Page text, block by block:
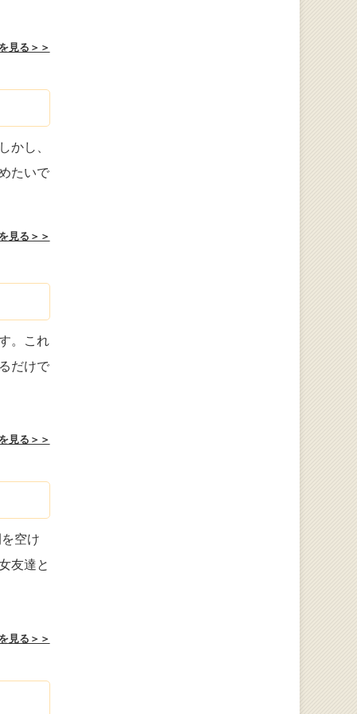
見る＞＞
かし、
たいで
見る＞＞
。これ
だけで
見る＞＞
空け
友達と
見る＞＞